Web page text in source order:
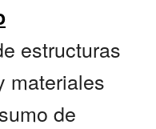
estructuras
materiales
de